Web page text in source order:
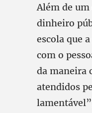
Além de
dinheiro
escola que
com o
da maneira
atendidos